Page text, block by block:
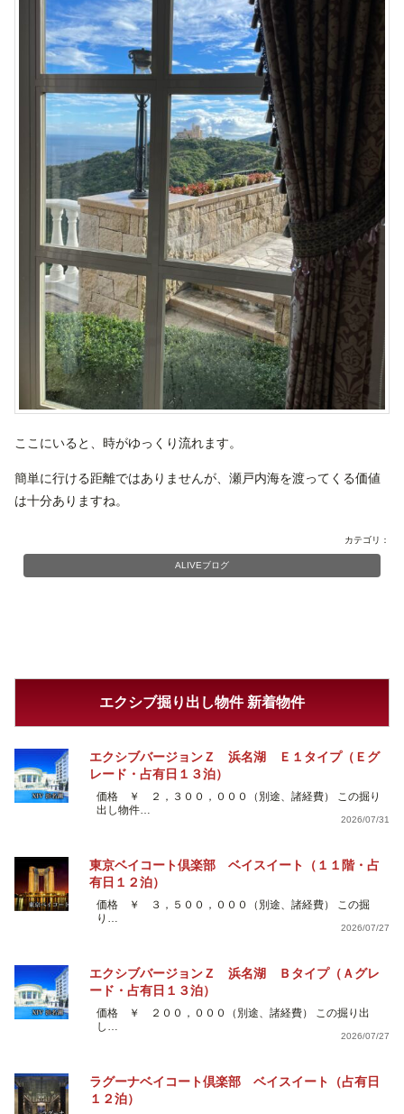
ここにいると、時がゆっくり流れます。
簡単に行ける距離ではありませんが、瀬戸内海を渡ってくる価値
は十分ありますね。
カテゴリ：
ALIVEブログ
エクシブ掘り出し物件 新着物件
エクシブバージョンＺ 浜名湖 Ｅ１タイプ（Ｅグ
レード・占有日１３泊）
価格 ￥ ２，３００，０００（別途、諸経費） この掘り
出し物件…
2026/07/31
東京ベイコート倶楽部 ベイスイート（１１階・占
有日１２泊）
価格 ￥ ３，５００，０００（別途、諸経費） この掘
り…
2026/07/27
エクシブバージョンＺ 浜名湖 Ｂタイプ（Ａグレ
ード・占有日１３泊）
価格 ￥ ２００，０００（別途、諸経費） この掘り出
し…
2026/07/27
ラグーナベイコート倶楽部 ベイスイート（占有日
１２泊）